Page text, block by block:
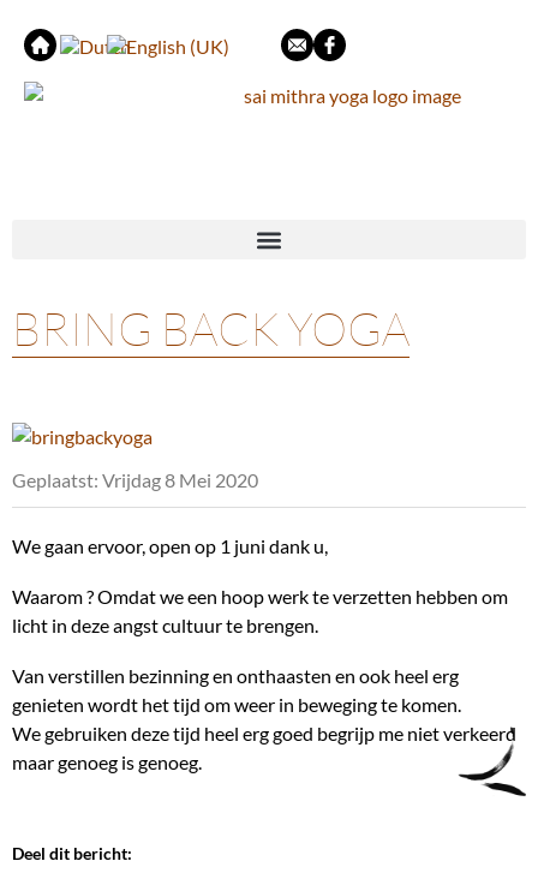
BRING BACK YOGA
Geplaatst: Vrijdag 8 Mei 2020
We gaan ervoor, open op 1 juni dank u,
Waarom ? Omdat we een hoop werk te verzetten hebben om
licht in deze angst cultuur te brengen.
Van verstillen bezinning en onthaasten en ook heel erg
genieten wordt het tijd om weer in beweging te komen.
We gebruiken deze tijd heel erg goed begrijp me niet verkeerd
maar genoeg is genoeg.
Deel dit bericht: